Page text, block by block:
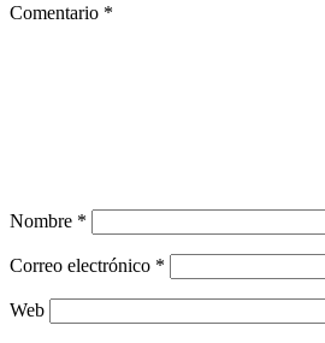
Comentario *
Nombre *
Correo electrónico *
Web